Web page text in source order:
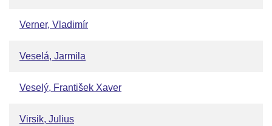
Verner, Vladimír
Veselá, Jarmila
Veselý, František Xaver
Virsik, Julius